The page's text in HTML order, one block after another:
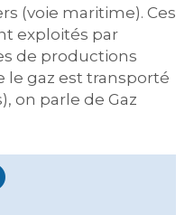
(voie maritime). Ces
exploités par
de productions
le gaz est transporté
on parle de Gaz